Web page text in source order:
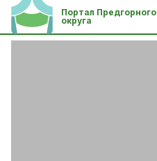
Портал Предгорного
округа